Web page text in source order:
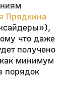
Прядкина
что даже
получено
минимум
порядок